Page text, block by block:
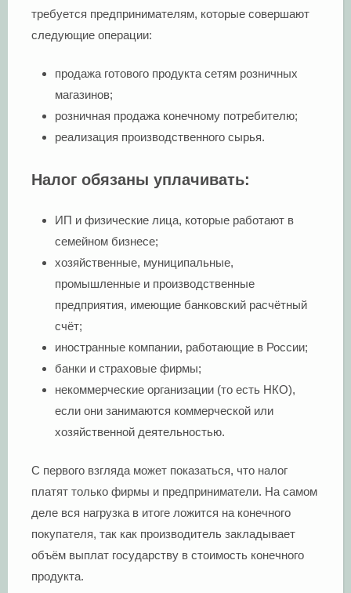
требуется предпринимателям, которые совершают
следующие операции:
продажа готового продукта сетям розничных
магазинов;
розничная продажа конечному потребителю;
реализация производственного сырья.
Налог обязаны уплачивать:
ИП и физические лица, которые работают в
семейном бизнесе;
хозяйственные, муниципальные,
промышленные и производственные
предприятия, имеющие банковский расчётный
счёт;
иностранные компании, работающие в России;
банки и страховые фирмы;
некоммерческие организации (то есть НКО),
если они занимаются коммерческой или
хозяйственной деятельностью.
С первого взгляда может показаться, что налог
платят только фирмы и предприниматели. На самом
деле вся нагрузка в итоге ложится на конечного
покупателя, так как производитель закладывает
объём выплат государству в стоимость конечного
продукта.